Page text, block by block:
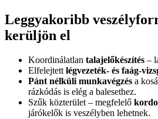
Leggyakoribb
kerüljön el
Koordinálatlan talajelőkészítés –
Elfelejtettlégvezeték- és faág-
Pánt nélküli munkavégzés a
rázkódás is elég a balesethez.
Szűk közterület – megfelelő
járókelők is veszélyben lehetnek.